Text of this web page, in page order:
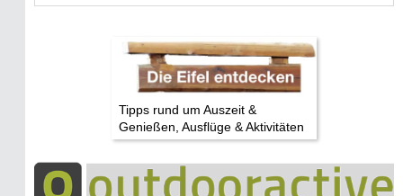
Tipps rund um Auszeit &
Genießen, Ausflüge & Aktivitäten